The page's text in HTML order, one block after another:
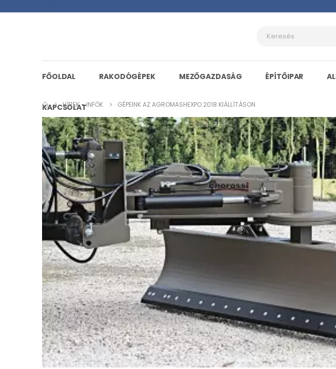
FŐOLDAL RAKODÓGÉPEK MEZŐGAZDASÁG ÉPÍTŐIPAR
KAPCSOLAT
HÍREK - INFŐK GÉPEINK AZ AGROMASHEXPO 2018 KIÁLLÍTÁSON